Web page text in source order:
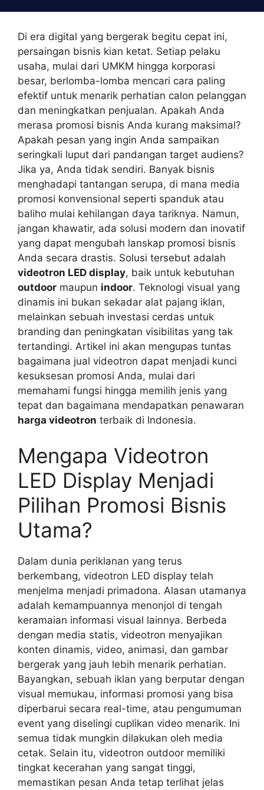
contentDi era digital yang bergerak begitu cepat ini,
persaingan bisnis kian ketat. Setiap pelaku
usaha, mulai dari UMKM hingga korporasi
besar, berlomba-lomba mencari cara paling
efektif untuk menarik perhatian calon pelanggan
dan meningkatkan penjualan. Apakah Anda
merasa promosi bisnis Anda kurang maksimal?
Apakah pesan yang ingin Anda sampaikan
seringkali luput dari pandangan target audiens?
Jika ya, Anda tidak sendiri. Banyak bisnis
menghadapi tantangan serupa, di mana media
promosi konvensional seperti spanduk atau
baliho mulai kehilangan daya tariknya. Namun,
jangan khawatir, ada solusi modern dan inovatif
yang dapat mengubah lanskap promosi bisnis
Anda secara drastis. Solusi tersebut adalah
videotron LED display, baik untuk kebutuhan
outdoor maupun indoor. Teknologi visual yang
dinamis ini bukan sekadar alat pajang iklan,
melainkan sebuah investasi cerdas untuk
branding dan peningkatan visibilitas yang tak
tertandingi. Artikel ini akan mengupas tuntas
bagaimana jual videotron dapat menjadi kunci
kesuksesan promosi Anda, mulai dari
memahami fungsi hingga memilih jenis yang
tepat dan bagaimana mendapatkan penawaran
harga videotron terbaik di Indonesia.
Mengapa Videotron
LED Display Menjadi
Pilihan Promosi Bisnis
Utama?
Dalam dunia periklanan yang terus
berkembang, videotron LED display telah
menjelma menjadi primadona. Alasan utamanya
adalah kemampuannya menonjol di tengah
keramaian informasi visual lainnya. Berbeda
dengan media statis, videotron menyajikan
konten dinamis, video, animasi, dan gambar
bergerak yang jauh lebih menarik perhatian.
Bayangkan, sebuah iklan yang berputar dengan
visual memukau, informasi promosi yang bisa
diperbarui secara real-time, atau pengumuman
event yang diselingi cuplikan video menarik. Ini
semua tidak mungkin dilakukan oleh media
cetak. Selain itu, videotron outdoor memiliki
tingkat kecerahan yang sangat tinggi,
memastikan pesan Anda tetap terlihat jelas